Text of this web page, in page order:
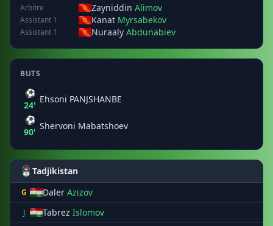
Arbitre
Zayniddin Alimov
Assistant 1 Kanat Myrsabekov
Assistant 1 Nuraaly Abdunabiev
BUTS
⚽
24'
Ehsoni PANJSHANBE
⚽
90'
Shervoni Mabatshoev
Tadjikistan
G Daler Azizov
J Tabrez Islomov